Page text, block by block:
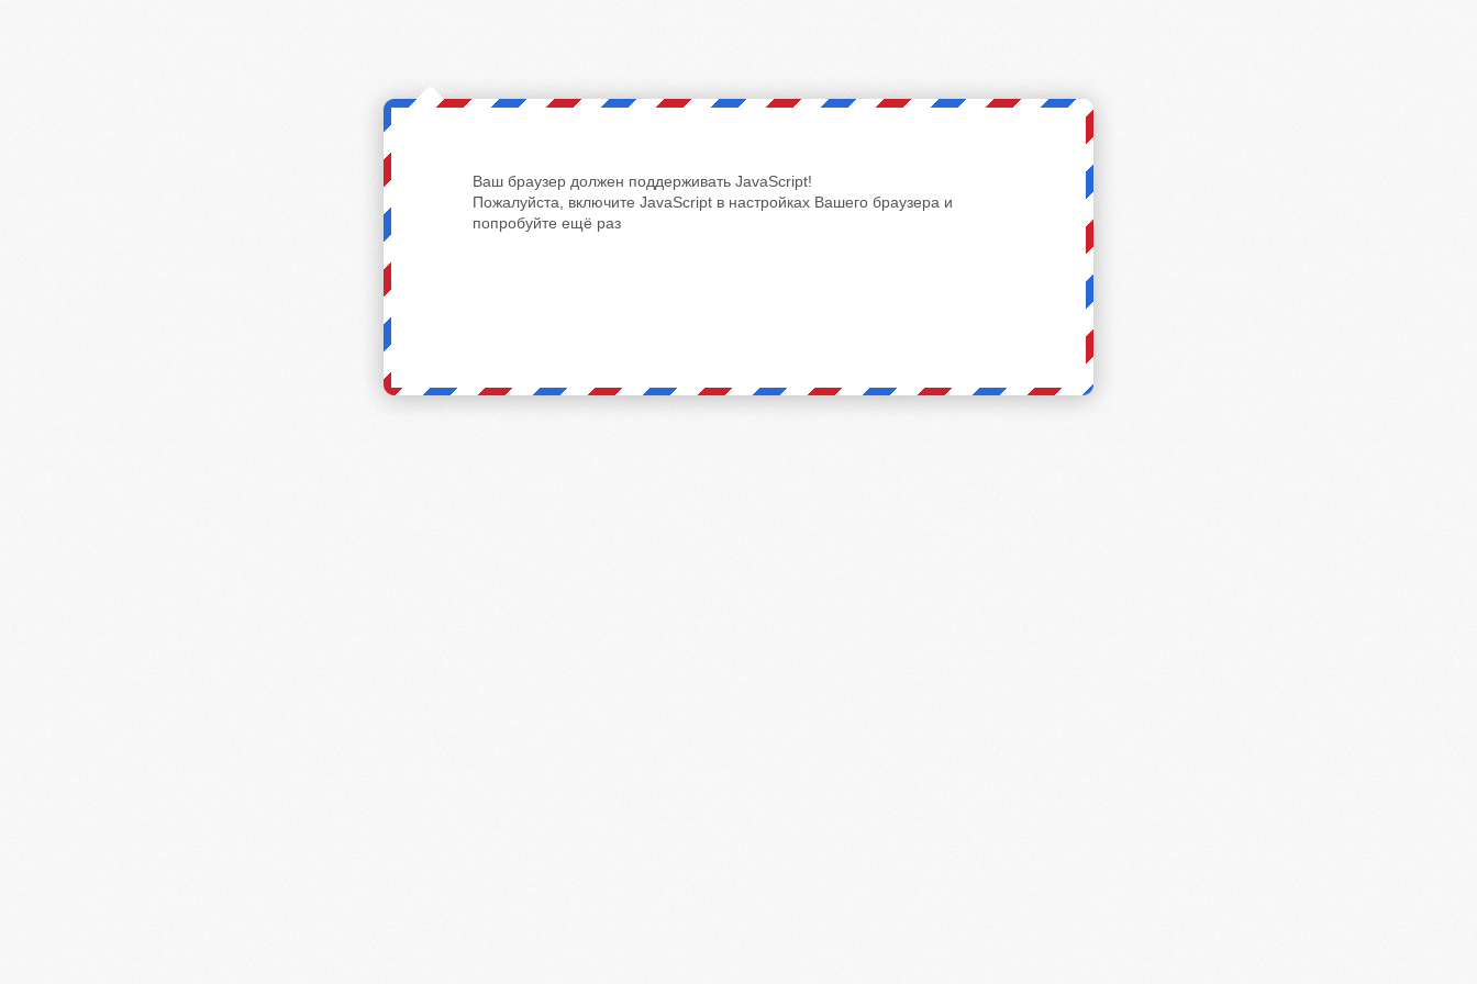
Ваш браузер должен поддерживать JavaScript!
Пожалуйста, включите JavaScript в настройках Вашего браузера и
попробуйте ещё раз